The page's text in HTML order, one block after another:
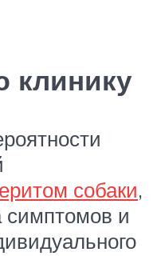
клинику
собаки,
симптомов и